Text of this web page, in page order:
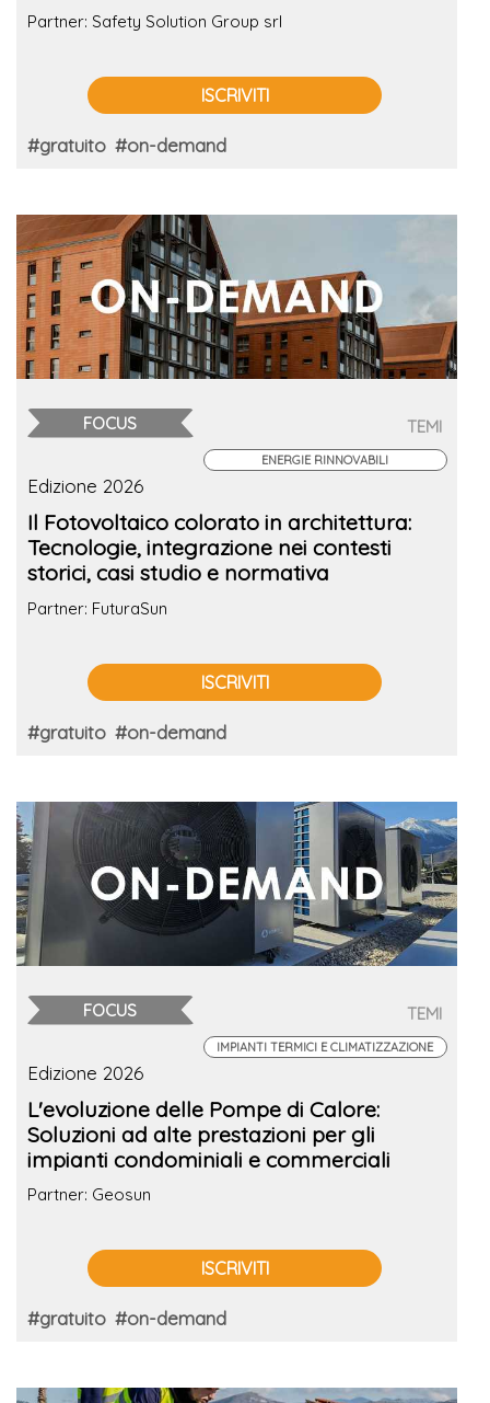
Partner: Safety Solution Group srl
ISCRIVITI
#gratuito #on-demand
FOCUS TEMI
ENERGIE RINNOVABILI
Edizione 2026
Il Fotovoltaico colorato in architettura:
Tecnologie, integrazione nei contesti
storici, casi studio e normativa
Partner: FuturaSun
ISCRIVITI
#gratuito #on-demand
FOCUS TEMI
IMPIANTI TERMICI E CLIMATIZZAZIONE
Edizione 2026
L'evoluzione delle Pompe di Calore:
Soluzioni ad alte prestazioni per gli
impianti condominiali e commerciali
Partner: Geosun
ISCRIVITI
#gratuito #on-demand